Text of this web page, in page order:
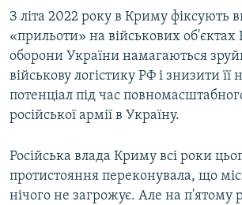
З літа 2022 року в Криму фіксують
«прильоти» на військових
оборони України намагаються
військову логістику РФ і знизити її
потенціал під час
російської армії в Україну.
Російська влада Криму всі роки
протистояння переконувала, що
нічого не загрожує. Але на п'ятому